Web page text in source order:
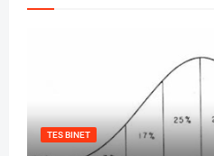
TES BINET